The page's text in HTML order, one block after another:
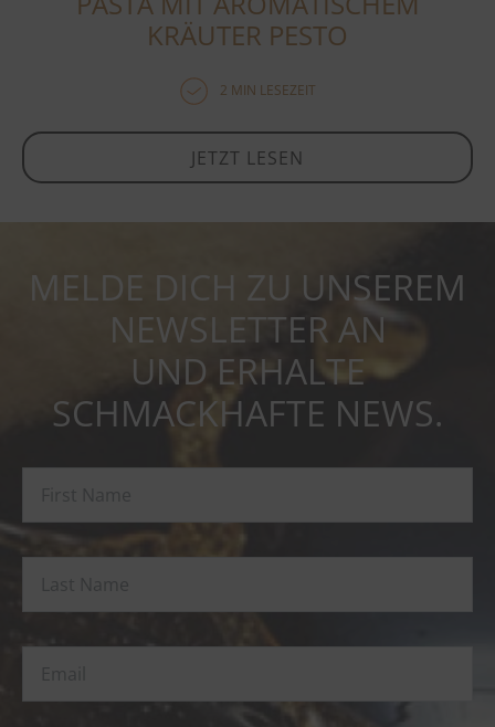
KRÄUTER PESTO
2 MIN LESEZEIT
JETZT LESEN
MELDE DICH ZU UNSEREM
NEWSLETTER AN
UND ERHALTE
SCHMACKHAFTE NEWS.